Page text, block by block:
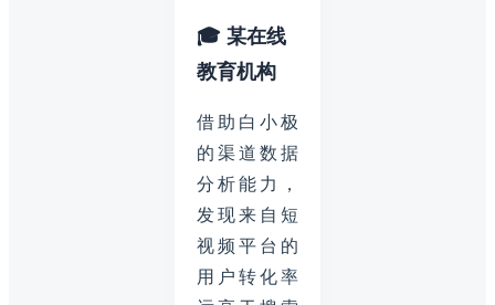
🎓 某在线
教育机构
借助白小极
的渠道数据
分析能力，
发现来自短
视频平台的
用户转化率